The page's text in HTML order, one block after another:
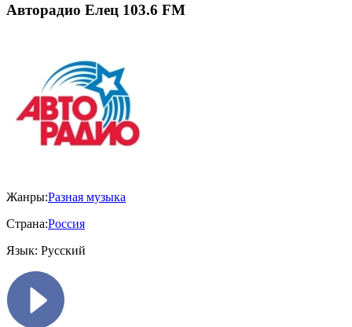
Авторадио Елец 103.6 FM
Жанры:Разная музыка
Страна:Россия
Язык: Русский